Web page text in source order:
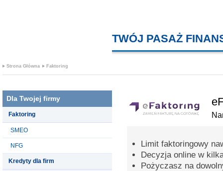
TWÓJ PASAŻ
Strona Główna Faktoring
Dla Twojej firmy
Faktoring
SMEO
NFG
Kredyty dla firm
Limit faktoringowy
Decyzja online w
Pożyczasz na